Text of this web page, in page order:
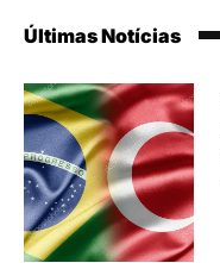
Últimas Notícias